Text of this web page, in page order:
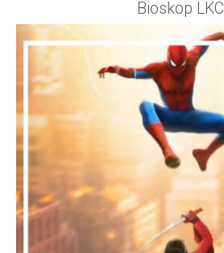
Bioskop LKC